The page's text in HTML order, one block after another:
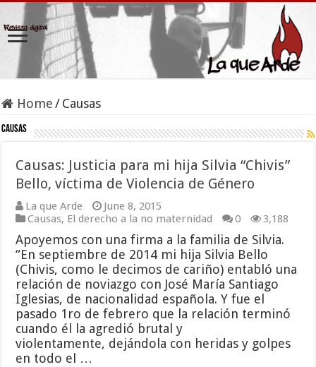
Home /Causas
Causas
Causas: Justicia para mi hija Silvia “Chivis”
Bello, víctima de Violencia de Género
La que Arde
June 8, 2015
Causas, El derecho a la no maternidad 0 3,188
Apoyemos con una firma a la familia de Silvia.
“En septiembre de 2014 mi hija Silvia Bello
(Chivis, como le decimos de cariño) entabló una
relación de noviazgo con José María Santiago
Iglesias, de nacionalidad española. Y fue el
pasado 1ro de febrero que la relación terminó
cuando él la agredió brutal y
violentamente, dejándola con heridas y golpes
en todo el …